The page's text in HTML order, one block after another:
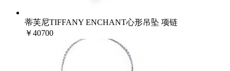
蒂芙尼TIFFANY ENCHANT心形吊坠 项链
￥40700